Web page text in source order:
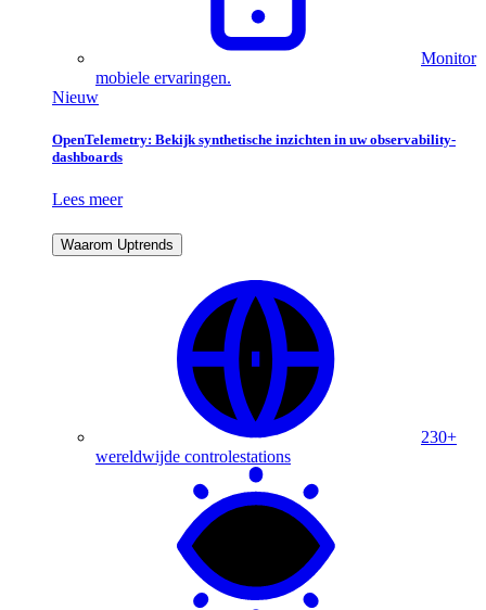
Monitor
mobiele ervaringen.
Nieuw
OpenTelemetry: Bekijk synthetische inzichten in uw observability-
dashboards
Lees meer
Waarom Uptrends
230+
wereldwijde controlestations